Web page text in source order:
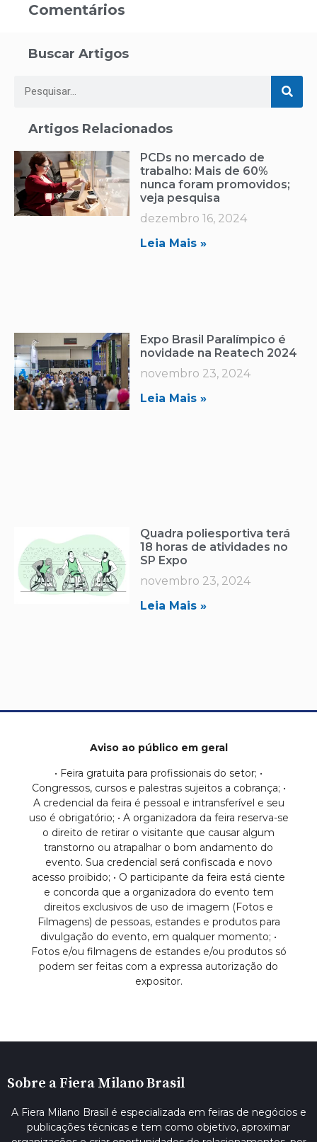
Comentários
Buscar Artigos
Artigos Relacionados
PCDs no mercado de
trabalho: Mais de 60%
nunca foram promovidos;
veja pesquisa
dezembro 16, 2024
Leia Mais »
Expo Brasil Paralímpico é
novidade na Reatech 2024
novembro 23, 2024
Leia Mais »
Quadra poliesportiva terá
18 horas de atividades no
SP Expo
novembro 23, 2024
Leia Mais »
Aviso ao público em geral
• Feira gratuita para profissionais do setor; •
Congressos, cursos e palestras sujeitos a cobrança; •
A credencial da feira é pessoal e intransferível e seu
uso é obrigatório; • A organizadora da feira reserva-se
o direito de retirar o visitante que causar algum
transtorno ou atrapalhar o bom andamento do
evento. Sua credencial será confiscada e novo
acesso proibido; • O participante da feira está ciente
e concorda que a organizadora do evento tem
direitos exclusivos de uso de imagem (Fotos e
Filmagens) de pessoas, estandes e produtos para
divulgação do evento, em qualquer momento; •
Fotos e/ou filmagens de estandes e/ou produtos só
podem ser feitas com a expressa autorização do
expositor.
Sobre a Fiera Milano Brasil
A Fiera Milano Brasil é especializada em feiras de negócios e
publicações técnicas e tem como objetivo, aproximar